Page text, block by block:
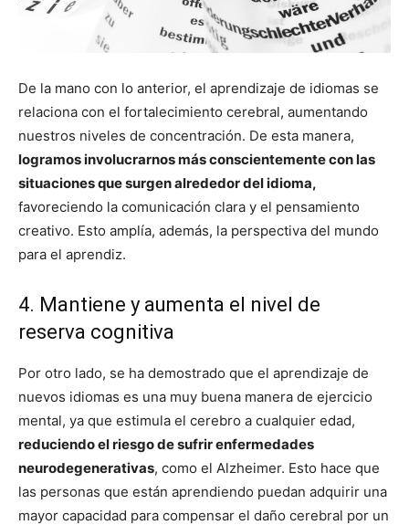
De la mano con lo anterior, el aprendizaje de idiomas se
relaciona con el fortalecimiento cerebral, aumentando
nuestros niveles de concentración. De esta manera,
logramos involucrarnos más conscientemente con las
situaciones que surgen alrededor del idioma,
favoreciendo la comunicación clara y el pensamiento
creativo. Esto amplía, además, la perspectiva del mundo
para el aprendiz.
4. Mantiene y aumenta el nivel de
reserva cognitiva
Por otro lado, se ha demostrado que el aprendizaje de
nuevos idiomas es una muy buena manera de ejercicio
mental, ya que estimula el cerebro a cualquier edad,
reduciendo el riesgo de sufrir enfermedades
neurodegenerativas, como el Alzheimer. Esto hace que
las personas que están aprendiendo puedan adquirir una
mayor capacidad para compensar el daño cerebral por un